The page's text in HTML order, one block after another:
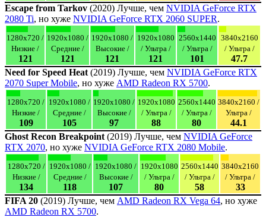
Escape from Tarkov (2020) Лучше, чем NVIDIA GeForce RTX
2080 Ti, но хуже NVIDIA GeForce RTX 2060 SUPER.
1280x720 /
Низкие /
121
1920x1080 /
Средние /
121
1920x1080 /
Высокие /
121
1920x1080
/ Ультра /
121
2560x1440
/ Ультра /
101
3840x2160
/ Ультра /
47.7
Need for Speed Heat (2019) Лучше, чем NVIDIA GeForce RTX
2070 Super Mobile, но хуже AMD Radeon RX 5700.
1280x720 /
Низкие /
109
1920x1080 /
Средние /
105
1920x1080 /
Высокие /
97
1920x1080
/ Ультра /
88
2560x1440
/ Ультра /
80
3840x2160 /
Ультра /
44.1
Ghost Recon Breakpoint (2019) Лучше, чем NVIDIA GeForce
RTX 2070, но хуже NVIDIA GeForce RTX 2080 Mobile.
1280x720 /
Низкие /
134
1920x1080 /
Средние /
118
1920x1080 /
Высокие /
107
1920x1080
/ Ультра /
80
2560x1440
/ Ультра /
58
3840x2160
/ Ультра /
33
FIFA 20 (2019) Лучше, чем AMD Radeon RX Vega 64, но хуже
AMD Radeon RX 5700.